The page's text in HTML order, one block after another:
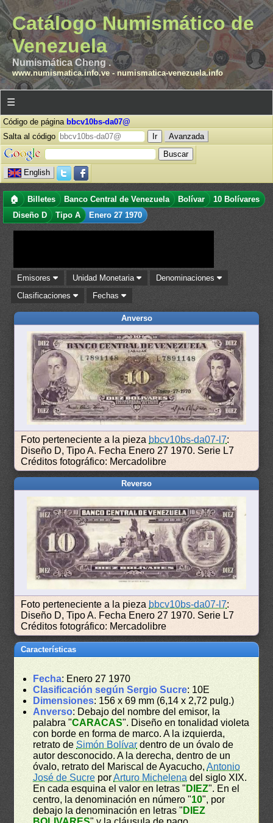
Catálogo Numismático de
Venezuela
Numismática Cheng .
www.numismatica.info.ve- numismatica-venezuela.info
☰
Código de página bbcv10bs-da07@
Salta al código
Avanzada
English
🏠 Billetes Banco Central de Venezuela Bolívar
10 Bolívares
Diseño D
Tipo A Enero 27 1970
Emisores Unidad Monetaria
Denominaciones
Clasificaciones
Fechas
Anverso
Foto perteneciente a la pieza bbcv10bs-da07-l7:
Diseño D, Tipo A. Fecha Enero 27 1970. Serie L7
Créditos fotográfico: Mercadolibre
Reverso
Foto perteneciente a la pieza bbcv10bs-da07-l7:
Diseño D, Tipo A. Fecha Enero 27 1970. Serie L7
Créditos fotográfico: Mercadolibre
Características
Fecha: Enero 27 1970
Clasificación según Sergio Sucre: 10E
Dimensiones: 156 x 69 mm (6,14 x 2,72 pulg.)
Anverso: Debajo del nombre del emisor, la
palabra "CARACAS". Diseño en tonalidad violeta
con borde en forma de marco. A la izquierda,
retrato deSimón Bolívar dentro de un óvalo de
autor desconocido. A la derecha, dentro de un
óvalo, retrato del Mariscal de Ayacucho,Antonio
José de Sucre porArturo Michelena del siglo XIX.
En cada esquina el valor en letras " DIEZ". En el
centro, la denominación en número "10", por
debajo la denominación en letras " DIEZ